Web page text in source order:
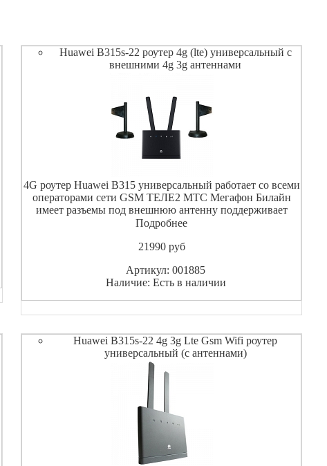
Huawei B315s-22 роутер 4g (lte) универсальный с
внешними 4g 3g антеннами
4G роутер Huawei B315 универсальный работает со всеми
операторами сети GSM ТЕЛЕ2 МТС Мегафон Билайн
имеет разъемы под внешнюю антенну поддерживает
скорость до 150 Мбит / с при работе в 4G/LTE. В
Подробнее
21990pуб
Артикул: 001885
Наличие: Есть в наличии
Huawei B315s-22 4g 3g Lte Gsm Wifi роутер
универсальный (с антеннами)